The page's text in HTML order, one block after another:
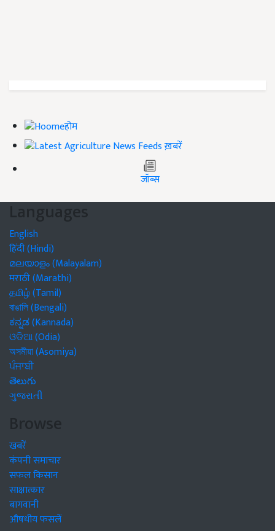
होम
ख़बरें
जॉब्स
Languages
English
हिंदी (Hindi)
മലയാളം (Malayalam)
मराठी (Marathi)
தமிழ் (Tamil)
বাঙালি (Bengali)
ಕನ್ನಡ (Kannada)
ଓଡିଆ (Odia)
অসমীয়া (Asomiya)
ਪੰਜਾਬੀ
తెలుగు
ગુજરાતી
Browse
खबरें
कंपनी समाचार
सफल किसान
साक्षात्कार
बागवानी
औषधीय फसलें